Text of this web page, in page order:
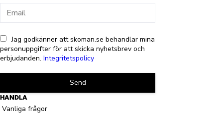
Jag godkänner att skoman.se behandlar mina
personuppgifter för att skicka nyhetsbrev och
erbjudanden. Integritetspolicy
Send
HANDLA
Vanliga frågor